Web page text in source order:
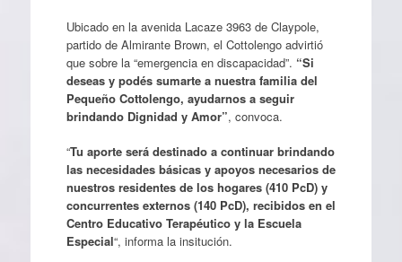
Ubicado en la avenida Lacaze 3963 de Claypole,
partido de Almirante Brown, el Cottolengo advirtió
que sobre la “emergencia en discapacidad”. “Si
deseas y podés sumarte a nuestra familia del
Pequeño Cottolengo, ayudarnos a seguir
brindando Dignidad y Amor”, convoca.
“Tu aporte será destinado a continuar brindando
las necesidades básicas y apoyos necesarios de
nuestros residentes de los hogares (410 PcD) y
concurrentes externos (140 PcD), recibidos en el
Centro Educativo Terapéutico y la Escuela
Especial“, informa la insitución.